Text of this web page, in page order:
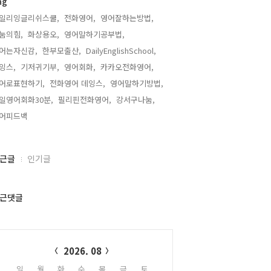
리잉글리쉬스쿨, 전화영어, 영어잘하는방법,
의힘, 화상용오, 영어말하기공부법,
는자신감, 한부모출산, DailyEnglishSchool,
스, 기저귀기부, 영어회화, 카카오전화영어,
로표현하기, 전화영어 데잉스, 영어말하기방법,
영어회화30분, 필리핀전화영어, 강서구나눔,
피드백,
글 인기글
댓글
2026. 08